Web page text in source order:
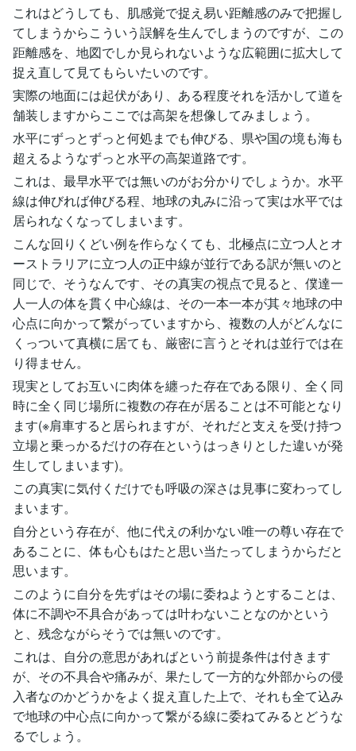
これはどうしても、肌感覚で捉え易い距離感のみで把握し
てしまうからこういう誤解を生んでしまうのですが、この
距離感を、地図でしか見られないような広範囲に拡大して
捉え直して見てもらいたいのです。
実際の地面には起伏があり、ある程度それを活かして道を
舗装しますからここでは高架を想像してみましょう。
水平にずっとずっと何処までも伸びる、県や国の境も海も
超えるようなずっと水平の高架道路です。
これは、最早水平では無いのがお分かりでしょうか。水平
線は伸びれば伸びる程、地球の丸みに沿って実は水平では
居られなくなってしまいます。
こんな回りくどい例を作らなくても、北極点に立つ人とオ
ーストラリアに立つ人の正中線が並行である訳が無いのと
同じで、そうなんです、その真実の視点で見ると、僕達一
人一人の体を貫く中心線は、その一本一本が其々地球の中
心点に向かって繋がっていますから、複数の人がどんなに
くっついて真横に居ても、厳密に言うとそれは並行では在
り得ません。
現実としてお互いに肉体を纏った存在である限り、全く同
時に全く同じ場所に複数の存在が居ることは不可能となり
ます(※肩車すると居られますが、それだと支えを受け持つ
立場と乗っかるだけの存在というはっきりとした違いが発
生してしまいます)。
この真実に気付くだけでも呼吸の深さは見事に変わってし
まいます。
自分という存在が、他に代えの利かない唯一の尊い存在で
あることに、体も心もはたと思い当たってしまうからだと
思います。
このように自分を先ずはその場に委ねようとすることは、
体に不調や不具合があっては叶わないことなのかという
と、残念ながらそうでは無いのです。
これは、自分の意思があればという前提条件は付きます
が、その不具合や痛みが、果たして一方的な外部からの侵
入者なのかどうかをよく捉え直した上で、それも全て込み
で地球の中心点に向かって繋がる線に委ねてみるとどうな
るでしょう。